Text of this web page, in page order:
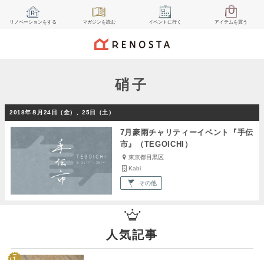
リノベーションをする マガジンを読む イベント に行く アイテムを買う
硝子
2018年８月24日（金）、25日（土）
7月豪雨チャリティーイベント『手伝
市』（TEGOICHI）
東京都目黒区
Kabi
その他
人気記事